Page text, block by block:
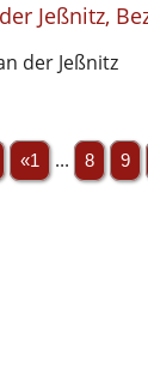
Jeßnitz,
der Jeßnitz
«1 ... 8 9